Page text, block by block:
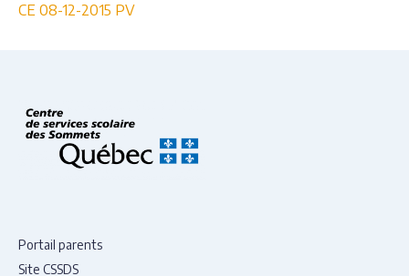
CE 08-12-2015 PV
Portail parents
Site CSSDS